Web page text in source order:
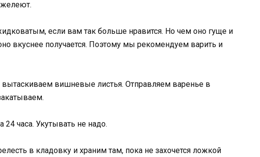
если вам так больше нравится. Но чем оно гуще и
вкуснее получается. Поэтому мы рекомендуем варить и
вишневые листья. Отправляем варенье в
часа. Укутывать не надо.
в кладовку и храним там, пока не захочется ложкой